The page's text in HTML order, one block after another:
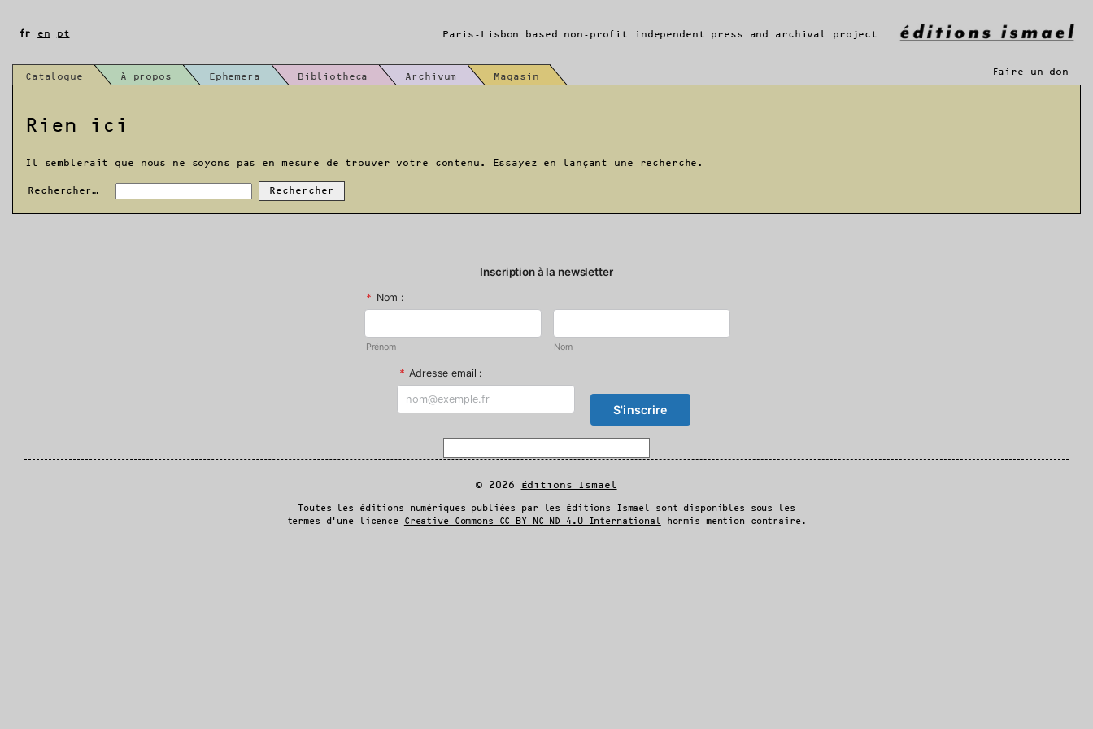
Paris-Lisbon based non-profit independent press and archival project
Catalogue À propos Ephemera Bibliotheca Archivum Magasin
Faire un don
fr en pt
Rien ici
Il semblerait que nous ne soyons pas en mesure de trouver votre contenu. Essayez en lançant une recherche.
Rechercher…
Inscription à la newsletter
* Nom :
Prénom Nom
* Adresse email :
© 2026 Éditions Ismael
Toutes les éditions numériques publiées par les Éditions Ismael sont disponibles sous les
termes d'une licence
Creative Commons CC BY-NC-ND 4.0 International hormis mention contraire.